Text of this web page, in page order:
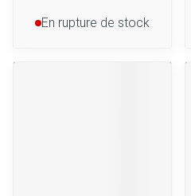
En rupture de stock